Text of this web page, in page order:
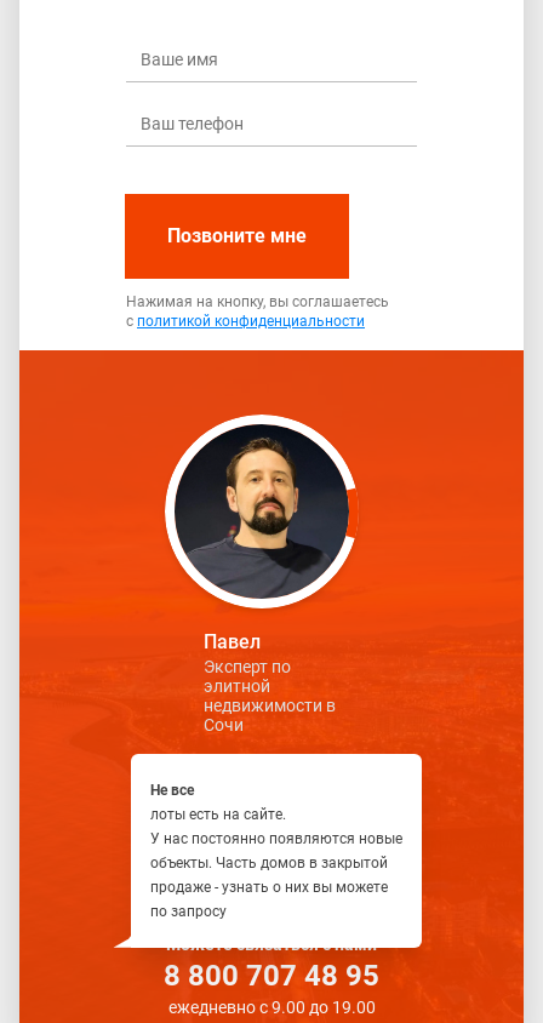
Позвоните мне
Нажимая на кнопку, вы соглашаетесь
с политикой конфиденциальности
Можете связаться с нами
8 800 707 48 95
ежедневно с 9.00 до 19.00
Павел
Эксперт по
элитной
недвижимости в
Сочи
Не все
лоты есть на сайте.
У нас постоянно появляются новые
объекты. Часть домов в закрытой
продаже - узнать о них вы можете
по запросу